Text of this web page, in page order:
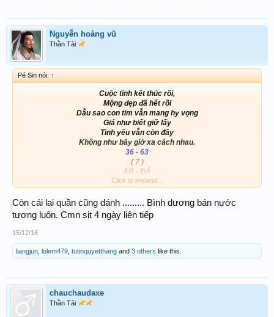
Nguyễn hoàng vũ
Thần Tài
Pé Sin nói: ↑
Cuộc tình kết thúc rồi,
Mộng đẹp đã hết rồi
Dẫu sao con tim vẫn mang hy vọng
Giá như biết giữ lấy
Tình yêu vẫn còn đây
Không như bây giờ xa cách nhau.
36 - 63
( 7)
AB - ĐÁ
89
View attachment 80881
Click to expand...
Còn cái lai quần cũng dánh ......... Bình dương bán nước
tương luôn. Cmn sịt 4 ngày liên tiếp
15/12/16
liangjun lolem479 tutinquyetthang and 3 others like this.
chauchaudaxe
Thần Tài